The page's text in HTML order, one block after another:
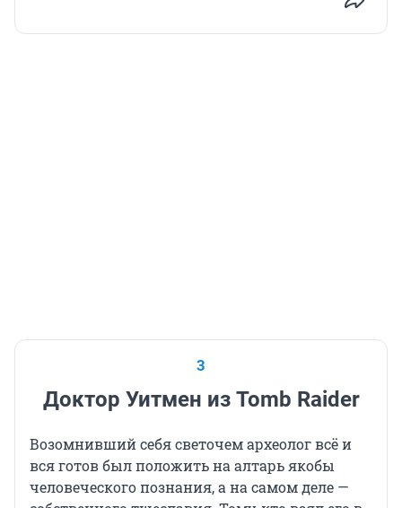
3
Доктор Уитмен из Tomb Raider
Возомнивший себя светочем археолог всё и
вся готов был положить на алтарь якобы
человеческого познания, а на самом деле —